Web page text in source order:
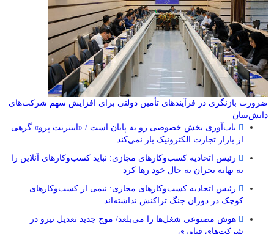
ضرورت بازنگری در فرآیندهای تأمین دولتی برای افزایش سهم شرکت‌های
دانش‌بنیان
تاب‌آوری بخش خصوصی رو به پایان است / «اینترنت پرو» گرهی
از بازار تجارت الکترونیک باز نمی‌کند
رئیس اتحادیه کسب‌وکارهای مجازی: نباید کسب‌وکارهای آنلاین را
به بهانه بحران به حال خود رها کرد
رئیس اتحادیه کسب‌وکارهای مجازی: نیمی از کسب‌وکارهای
کوچک در دوران جنگ‌ تراکنش نداشته‌اند
هوش مصنوعی شغل‌ها را می‌بلعد/ موج جدید تعدیل نیرو در
شرکت‌های فناوری